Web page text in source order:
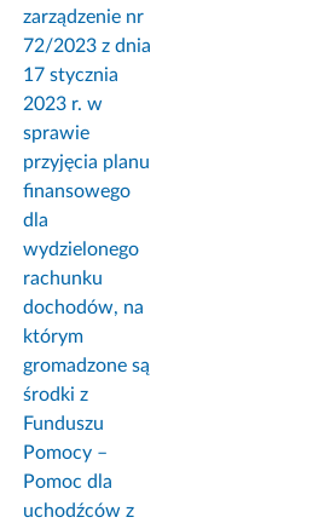
zarządzenie nr
72/2023 z dnia
17 stycznia
2023 r. w
sprawie
przyjęcia planu
finansowego
dla
wydzielonego
rachunku
dochodów, na
którym
gromadzone są
środki z
Funduszu
Pomocy –
Pomoc dla
uchodźców z